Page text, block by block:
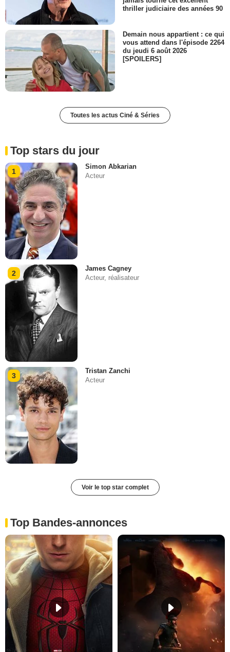
thriller judiciaire des années 90
Demain nous appartient : ce qui
vous attend dans l'épisode 2264
du jeudi 6 août 2026
[SPOILERS]
Toutes les actus Ciné & Séries
Top stars du jour
1
Simon Abkarian
Acteur
2
James Cagney
Acteur, réalisateur
3
Tristan Zanchi
Acteur
Voir le top star complet
Top Bandes-annonces